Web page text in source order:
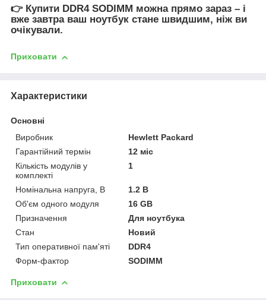
👉 Купити DDR4 SODIMM можна прямо зараз – і
вже завтра ваш ноутбук стане швидшим, ніж ви
очікували.
Приховати
Характеристики
Основні
Виробник
Hewlett Packard
Гарантійний термін
12 міс
Кількість модулів у
комплекті
1
Номінальна напруга, В
1.2 В
Об'єм одного модуля
16 GB
Призначення
Для ноутбука
Стан
Новий
Тип оперативної пам'яті
DDR4
Форм-фактор
SODIMM
Приховати